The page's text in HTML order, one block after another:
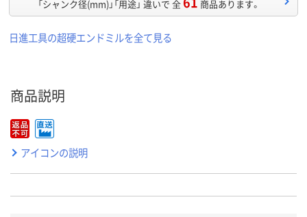
「シャンク径(mm)」「用途」 違いで 全 商品あります。
日進工具の超硬エンドミルを全て見る
商品説明
アイコンの説明